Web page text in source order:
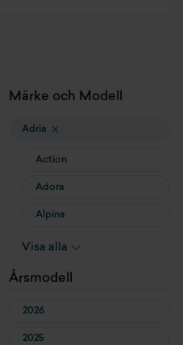
Märke och Modell
Adria
Action
Adora
Alpina
Altea
Astella
Visa alla
Årsmodell
2026
2025